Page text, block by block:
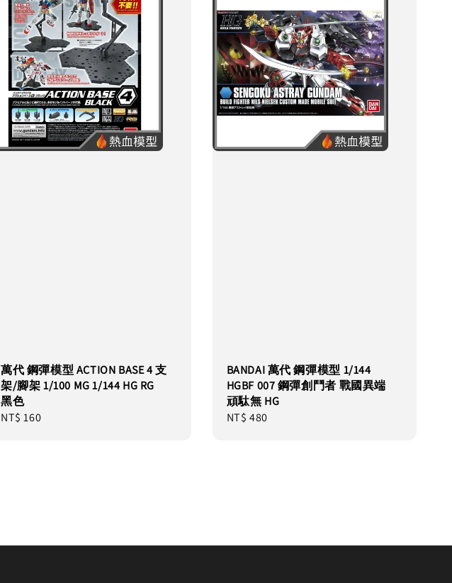
萬代 鋼彈模型 ACTION BASE 4 支
架/腳架 1/100 MG 1/144 HG RG
黑色
Regular
NT$ 160
BANDAI 萬代 鋼彈模型 1/144
HGBF 007 鋼彈創鬥者 戰國異端
頑駄無 HG
Regular
NT$ 480